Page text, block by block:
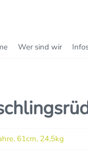
Wer sind wir
61cm, 24,5kg